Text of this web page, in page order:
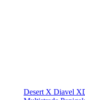
Desert X Diavel